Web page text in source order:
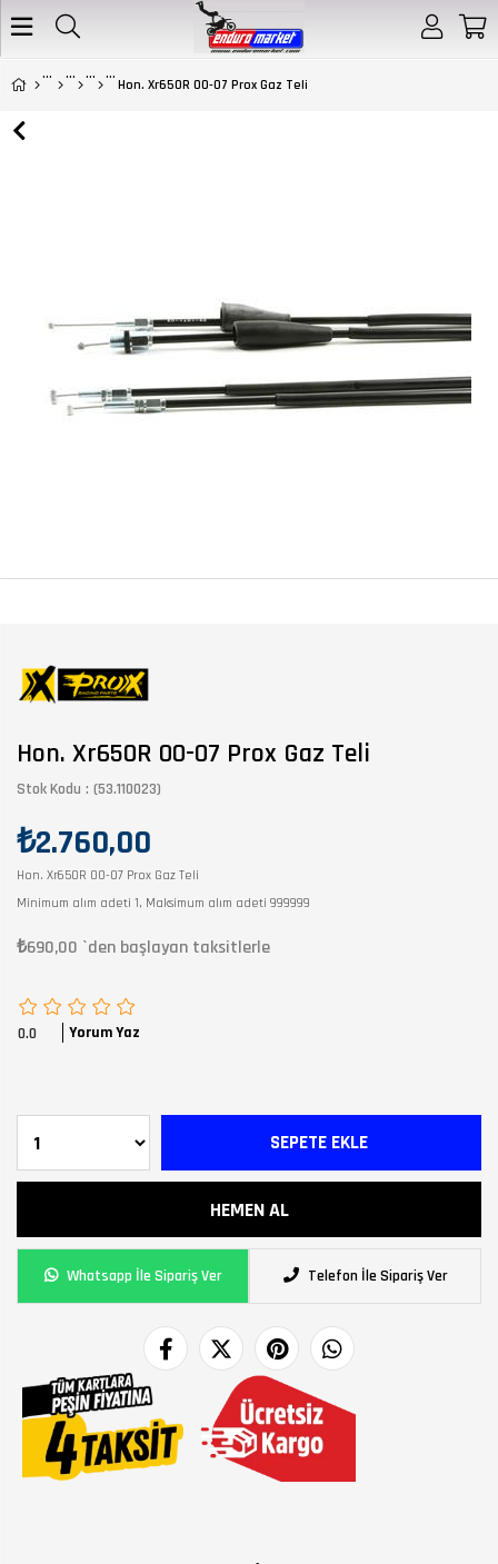
Hon. Xr650R 00-07 Prox Gaz Teli
Hon. Xr650R 00-07 Prox Gaz Teli
Stok Kodu (53.110023)
₺2.760,00
Hon. Xr650R 00-07 Prox Gaz Teli
Minimum alım adeti 1, Maksimum alım adeti 999999
₺690,00 `den başlayan taksitlerle
0.0 Yorum Yaz
Whatsapp İle Sipariş Ver Telefon İle Sipariş Ver